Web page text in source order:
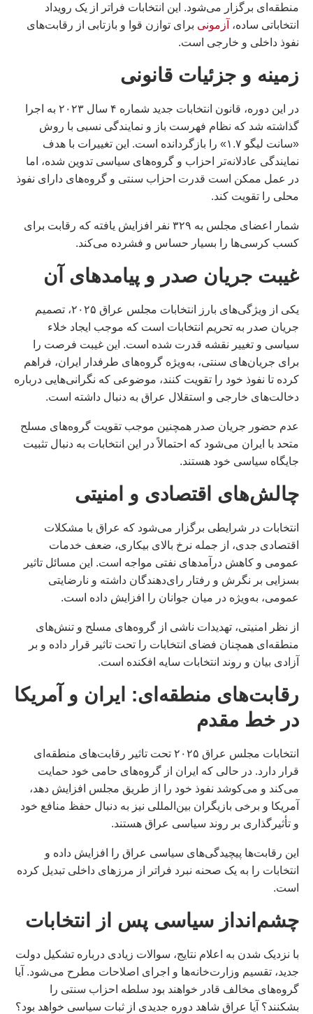
منطقه‌ای برگزار می‌شود. این انتخابات فراتر از یک رویداد
انتخاباتی ساده، آزمونی برای توازن قوا و بازتابی از رقابت‌های
نفوذ داخلی و خارجی است.
زمینه و جزئیات قانونی
در این دوره، قانون انتخابات جدید شماره ۴ سال ۲۰۲۳ به اجرا
گذاشته شد که نظام فهرست باز و نمایندگی نسبی با روش
«سانت لیگو ۱.۷» را بازگردانده است. این تغییرات با هدف
نمایندگی عادلانه‌تر احزاب و گروه‌های سیاسی تدوین شده، اما
در عمل ممکن است قدرت احزاب سنتی و گروه‌های دارای نفوذ
محلی را تقویت کند.
شمار اعضای مجلس به ۳۲۹ نفر افزایش یافته که رقابت برای
کسب کرسی‌ها را بسیار حساس و فشرده می‌کند.
غیبت جریان صدر و پیامدهای آن
یکی از ویژگی‌های بارز انتخابات مجلس عراق ۲۰۲۵، تصمیم
جریان صدر به تحریم انتخابات است که موجب ایجاد خلاء
سیاسی و تغییر نقشه قدرت شده است. این غیبت فرصت را
برای جریان‌های سنتی، به‌ویژه گروه‌های طرفدار ایران، فراهم
کرده تا نفوذ خود را تقویت کنند، موضوعی که نگرانی‌هایی درباره
دخالت‌های خارجی و استقلال عراق به دنبال داشته است.
عدم حضور جریان صدر همچنین موجب تقویت گروه‌های مسلح
متحد با ایران می‌شود که احتمالاً در این انتخابات به دنبال تثبیت
جایگاه سیاسی خود هستند.
چالش‌های اقتصادی و امنیتی
انتخابات در شرایطی برگزار می‌شود که عراق با مشکلات
اقتصادی جدی، از جمله نرخ بالای بیکاری، ضعف خدمات
عمومی و کاهش درآمدهای نفتی مواجه است. این مسائل تاثیر
بسزایی بر نگرش و رفتار رای‌دهندگان داشته و نارضایتی
عمومی، به‌ویژه در میان جوانان را افزایش داده است.
از نظر امنیتی، تهدیدات ناشی از گروه‌های مسلح و تنش‌های
منطقه‌ای همچنان فضای انتخابات را تحت تاثیر قرار داده و بر
آزادی بیان و روند انتخابات سایه افکنده است.
رقابت‌های منطقه‌ای: ایران و آمریکا
در خط مقدم
انتخابات مجلس عراق ۲۰۲۵ تحت تاثیر رقابت‌های منطقه‌ای
قرار دارد. در حالی که ایران از گروه‌های حامی خود حمایت
می‌کند و می‌کوشد نفوذ خود را از طریق مجلس افزایش دهد،
آمریکا و برخی بازیگران بین‌المللی نیز به دنبال حفظ منافع خود
و تأثیرگذاری بر روند سیاسی عراق هستند.
این رقابت‌ها پیچیدگی‌های سیاسی عراق را افزایش داده و
انتخابات را به یک صحنه نبرد فراتر از مرزهای داخلی تبدیل کرده
است.
چشم‌انداز سیاسی پس از انتخابات
با نزدیک شدن به اعلام نتایج، سوالات زیادی درباره تشکیل دولت
جدید، تقسیم وزارت‌خانه‌ها و اجرای اصلاحات مطرح می‌شود. آیا
گروه‌های مخالف قادر خواهند بود سلطه احزاب سنتی را
بشکنند؟ آیا عراق شاهد دوره جدیدی از ثبات سیاسی خواهد بود؟